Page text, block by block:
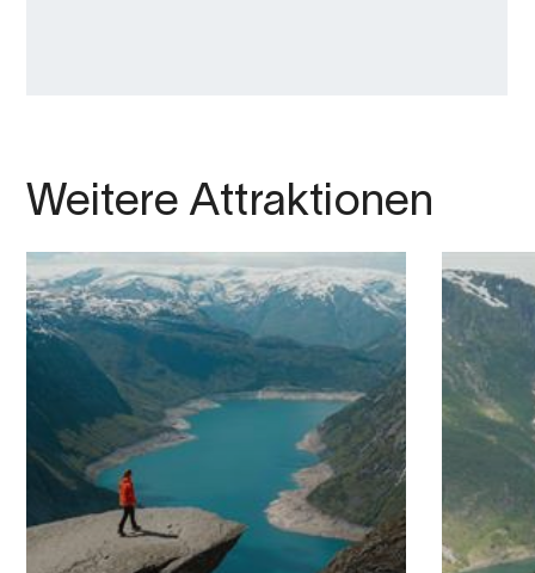
Weitere Attraktionen